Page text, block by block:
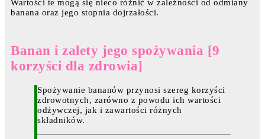
Wartości te mogą się nieco różnić w zależności od odmiany
banana oraz jego stopnia dojrzałości.
Banan i zalety jego spożywania [9
korzyści dla zdrowia]
Spożywanie bananów przynosi szereg korzyści
zdrowotnych, zarówno z powodu ich wartości
odżywczej, jak i zawartości różnych
składników.